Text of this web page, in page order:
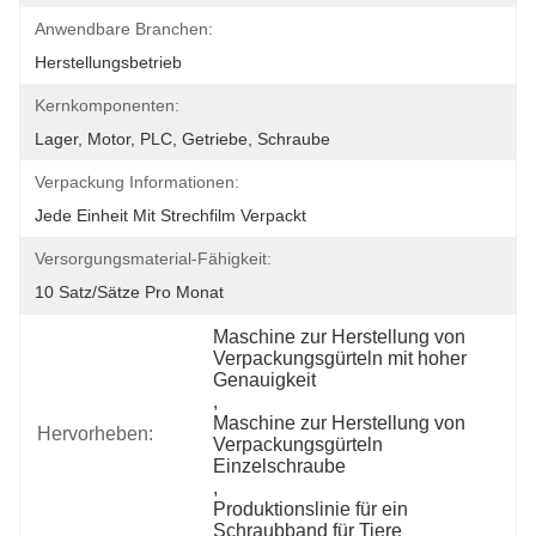
Anwendbare Branchen:
Herstellungsbetrieb
Kernkomponenten:
Lager, Motor, PLC, Getriebe, Schraube
Verpackung Informationen:
Jede Einheit Mit Strechfilm Verpackt
Versorgungsmaterial-Fähigkeit:
10 Satz/Sätze Pro Monat
Hervorheben:
Maschine zur Herstellung von
Verpackungsgürteln mit hoher
Genauigkeit
,
Maschine zur Herstellung von
Verpackungsgürteln
Einzelschraube
,
Produktionslinie für ein
Schraubband für Tiere